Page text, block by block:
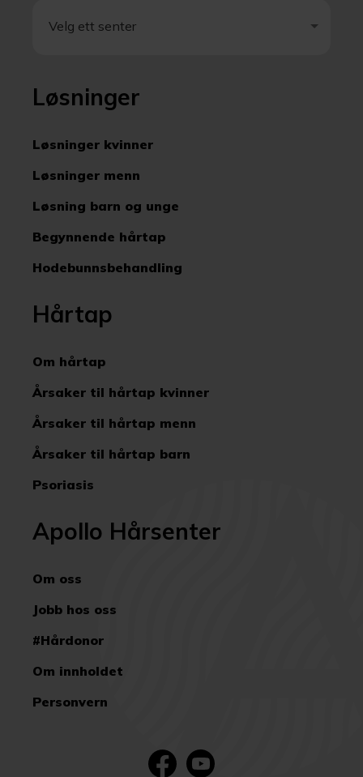
Velg ett senter
Løsninger
Løsninger kvinner
Løsninger menn
Løsning barn og unge
Begynnende hårtap
Hodebunnsbehandling
Hårtap
Om hårtap
Årsaker til hårtap kvinner
Årsaker til hårtap menn
Årsaker til hårtap barn
Psoriasis
Apollo Hårsenter
Om oss
Jobb hos oss
#Hårdonor
Om innholdet
Personvern